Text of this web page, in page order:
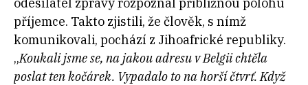
příjemce. Takto zjistili, že člověk, s nímž
komunikovali, pochází z Jihoafrické republiky.
„Koukali jsme se, na jakou adresu v Belgii chtěla
poslat ten kočárek. Vypadalo to na horší čtvrť. Když